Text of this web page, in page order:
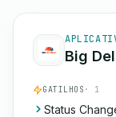
Big
GATILHOS · 1
Status